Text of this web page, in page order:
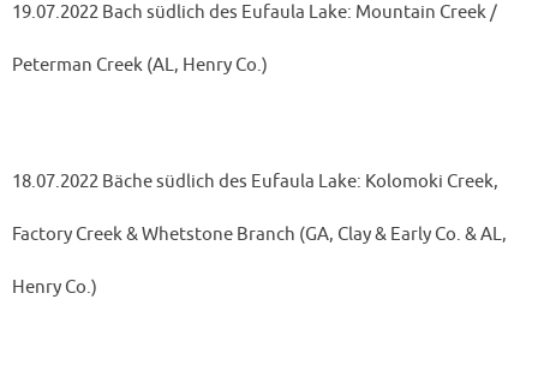
19.07.2022 Bach südlich des Eufaula Lake: Mountain Creek /
Peterman Creek (AL, Henry Co.)
18.07.2022 Bäche südlich des Eufaula Lake: Kolomoki Creek,
Factory Creek & Whetstone Branch (GA, Clay & Early Co. & AL,
Henry Co.)